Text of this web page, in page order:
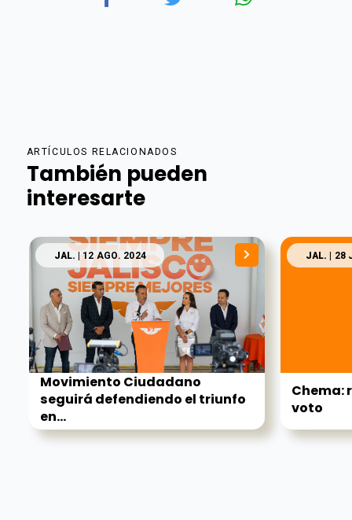
ARTÍCULOS RELACIONADOS
También pueden
interesarte
JAL. | 12 AGO. 2024
Movimiento Ciudadano
seguirá defendiendo el triunfo
en...
JAL. | 28
Chema:
voto